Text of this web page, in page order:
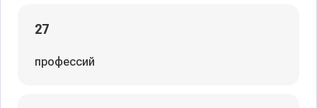
27
профессий